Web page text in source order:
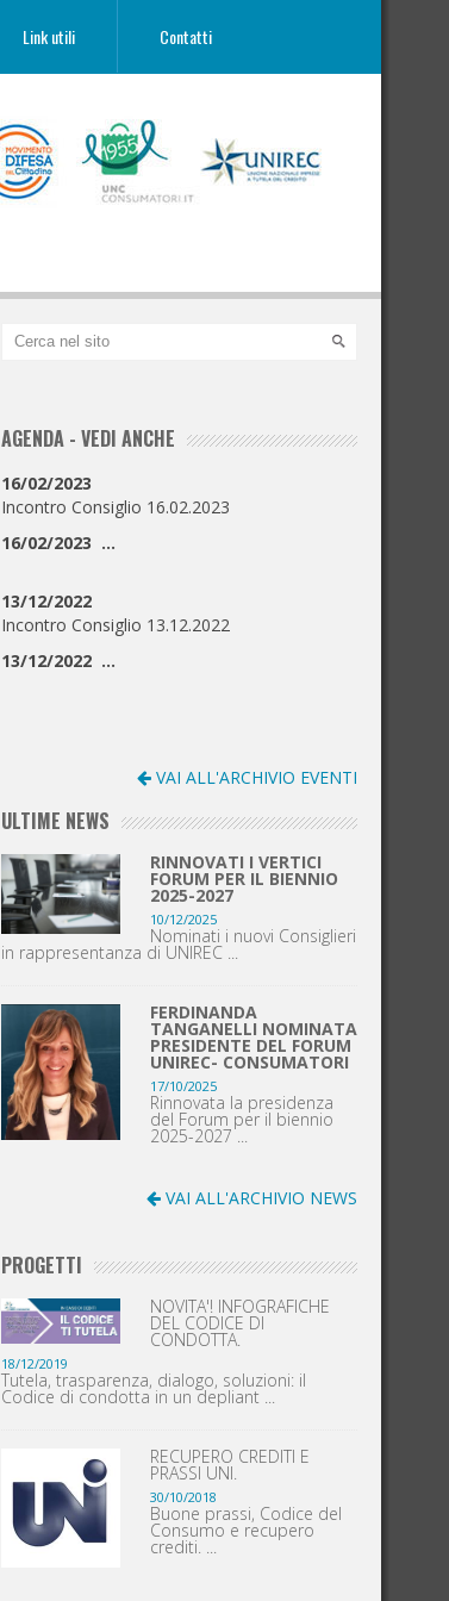
Link utili Contatti
AGENDA - VEDI ANCHE
16/02/2023
Incontro Consiglio 16.02.2023
16/02/2023 ...
13/12/2022
Incontro Consiglio 13.12.2022
13/12/2022 ...
VAI ALL'ARCHIVIO EVENTI
ULTIME NEWS
RINNOVATI I VERTICI
FORUM PER IL BIENNIO
2025-2027
10/12/2025
Nominati i nuovi Consiglieri
in rappresentanza di UNIREC ...
FERDINANDA
TANGANELLI NOMINATA
PRESIDENTE DEL FORUM
UNIREC- CONSUMATORI
17/10/2025
Rinnovata la presidenza
del Forum per il biennio
2025-2027 ...
VAI ALL'ARCHIVIO NEWS
PROGETTI
NOVITA'! INFOGRAFICHE
DEL CODICE DI
CONDOTTA.
18/12/2019
Tutela, trasparenza, dialogo, soluzioni: il
Codice di condotta in un depliant ...
RECUPERO CREDITI E
PRASSI UNI.
30/10/2018
Buone prassi, Codice del
Consumo e recupero
crediti. ...